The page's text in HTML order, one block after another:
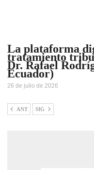
La plataforma
tratamiento
Dr. Rafael
Ecuador)
26 de julio de 2026
ANT SIG